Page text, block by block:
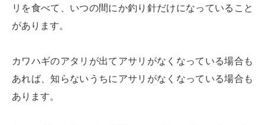
リを食べて、いつの間にか釣り針だけになっていること
があります。
カワハギのアタリが出てアサリがなくなっている場合も
あれば、知らないうちにアサリがなくなっている場合も
あります。